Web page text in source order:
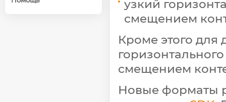
узкий
смещением
Кроме этого для
смещением
Новые форматы